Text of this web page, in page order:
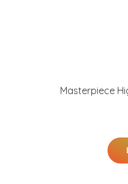
Masterpiece